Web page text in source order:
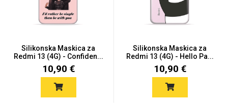
Silikonska Maskica za
Redmi 13 (4G) - Confiden...
10,90 €
Silikonska Maskica za
Redmi 13 (4G) - Hello Pa...
10,90 €